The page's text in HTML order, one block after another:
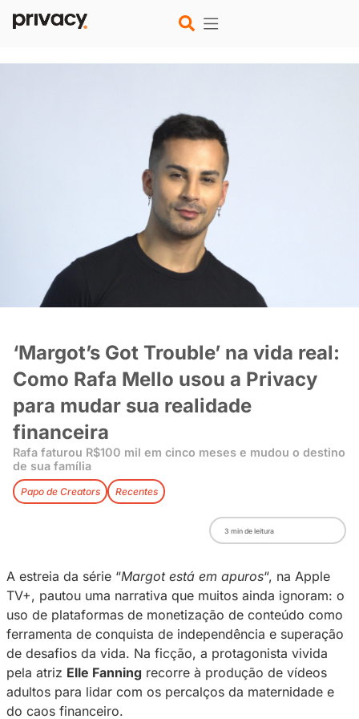
‘Margot’s Got Trouble’ na
Como Rafa Mello usou a
para mudar sua realidade
de sua família
Papo de Creators Recentes